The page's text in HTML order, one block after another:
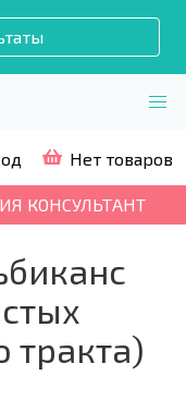
Нет товаров
КОНСУЛЬТАНТ
тракта)